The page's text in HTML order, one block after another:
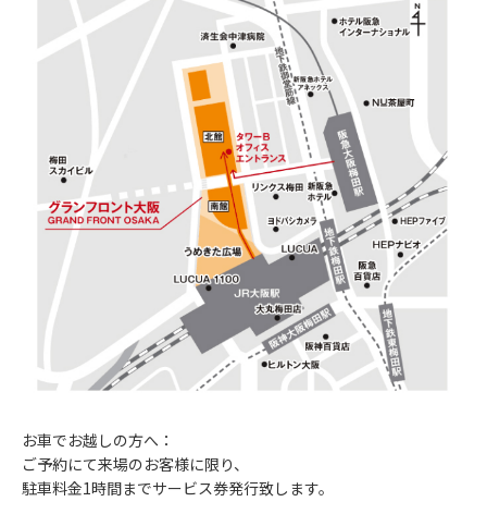
お車でお越しの方へ：
ご予約にて来場のお客様に限り、
駐車料金1時間までサービス券発行致します。